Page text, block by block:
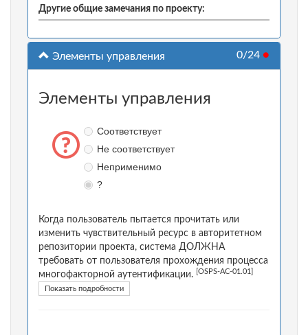
Другие общие замечания по проекту:
Элементы управления 0/24 ●
Элементы управления
Соответствует
Не соответствует
Неприменимо
?
Когда пользователь пытается прочитать или
изменить чувствительный ресурс в авторитетном
репозитории проекта, система ДОЛЖНА
требовать от пользователя прохождения процесса
многофакторной аутентификации.
[OSPS-AC-01.01]
Показать подробности